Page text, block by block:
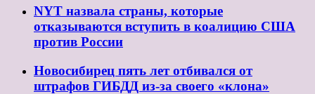
NYT назвала страны, которые
отказываются вступить в коалицию США
против России
Новосибирец пять лет отбивался от
штрафов ГИБДД из-за своего «клона»